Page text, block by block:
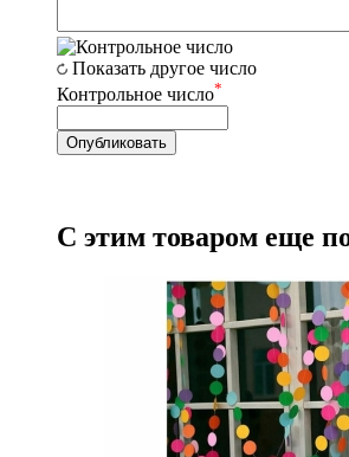
Показать другое число
Контрольное число*
С этим товаром еще